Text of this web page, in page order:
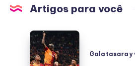
Artigos para você
Galatasaray
vs
Rennes
Galatasaray